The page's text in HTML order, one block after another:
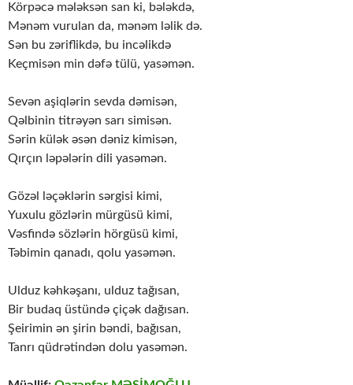
Körpəcə mələksən san ki, bələkdə,
Mənəm vurulan da, mənəm ləlik də.
Sən bu zəriflikdə, bu incəlikdə
Keçmisən min dəfə tülü, yasəmən.
Sevən aşiqlərin sevda dəmisən,
Qəlbinin titrəyən sarı simisən.
Sərin külək əsən dəniz kimisən,
Qırçın ləpələrin dili yasəmən.
Gözəl ləçəklərin sərgisi kimi,
Yuxulu gözlərin mürgüsü kimi,
Vəsfində sözlərin hörgüsü kimi,
Təbimin qanadı, qolu yasəmən.
Ulduz kəhkəşanı, ulduz tağısan,
Bir budaq üstündə çiçək dağısan.
Şeirimin ən şirin bəndi, bağısan,
Tanrı qüdrətindən dolu yasəmən.